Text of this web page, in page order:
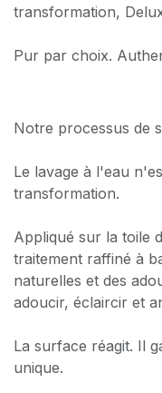
transformation,
Pur par choix.
Notre processus de
Le lavage à l'eau
transformation.
Appliqué sur la toile
traitement raffiné à
naturelles et des
adoucir, éclaircir et
La surface réagit. Il
unique.